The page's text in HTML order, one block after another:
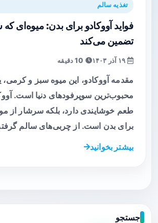
تغذیه سالم
فواید آووکادو برای بدن: میوه‌ای که
تضمین می‌کند
مقدمه آووکادو، این میوه سبز و کرمی،
محبوب‌ترین سوپرفودهای دنیا است.
طعم خوشایندی دارد، بلکه سرشار از
برای بدن است. از چربی‌های سالم گرفته
بیشتر بخوانید
جستجو